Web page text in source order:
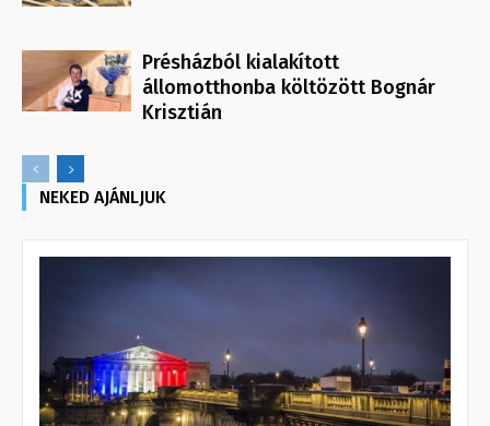
Présházból kialakított
állomotthonba költözött Bognár
Krisztián
NEKED AJÁNLJUK